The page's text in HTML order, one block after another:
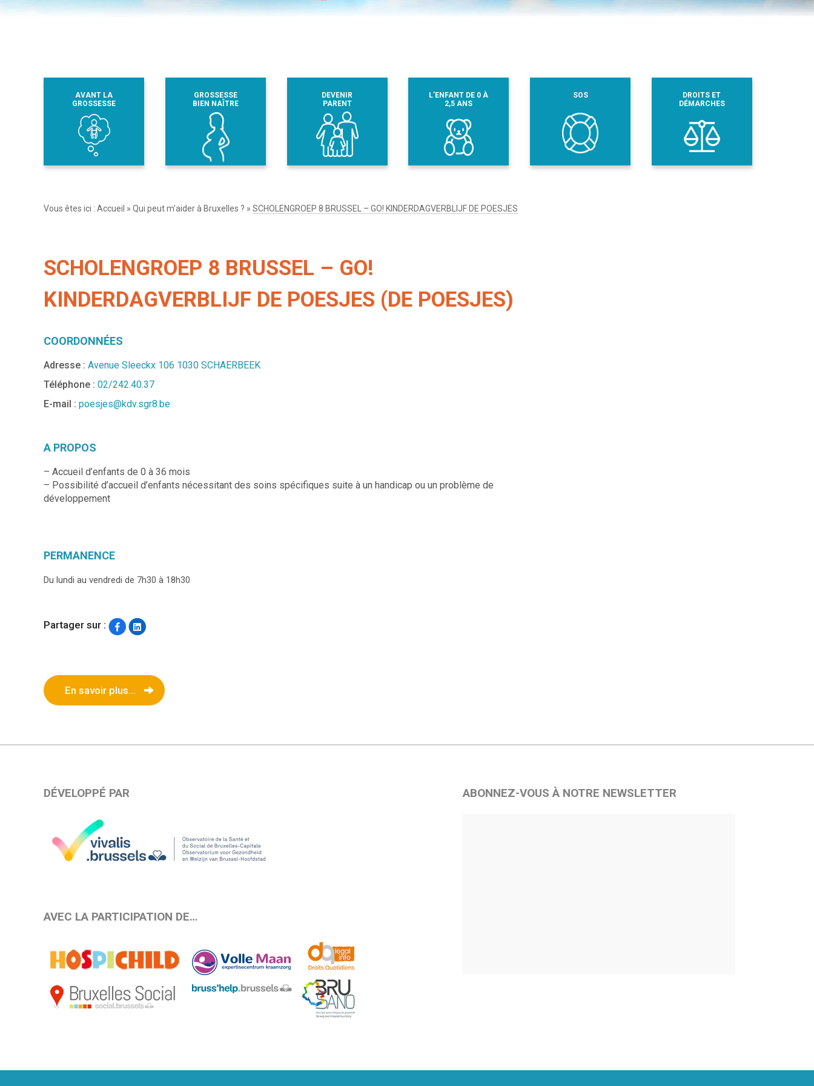
AVANT LA
GROSSESSE
GROSSESSE
BIEN NAÎTRE
DEVENIR
PARENT
L’ENFANT DE 0 À
2,5 ANS
SOS
DROITS ET
DÉMARCHES
Vous êtes ici : Accueil » Qui peut m’aider à Bruxelles ? » SCHOLENGROEP 8 BRUSSEL – GO! KINDERDAGVERBLIJF DE POESJES
SCHOLENGROEP 8 BRUSSEL – GO!
KINDERDAGVERBLIJF DE POESJES (DE POESJES)
COORDONNÉES
Adresse : Avenue Sleeckx 106 1030 SCHAERBEEK
Téléphone : 02/242.40.37
E-mail : poesjes@kdv.sgr8.be
A PROPOS
– Accueil d’enfants de 0 à 36 mois
– Possibilité d’accueil d’enfants nécessitant des soins spécifiques suite à un handicap ou un problème de
développement
PERMANENCE
Du lundi au vendredi de 7h30 à 18h30
Partager sur :
En savoir plus...
DÉVELOPPÉ PAR
AVEC LA PARTICIPATION DE…
ABONNEZ-VOUS À NOTRE NEWSLETTER